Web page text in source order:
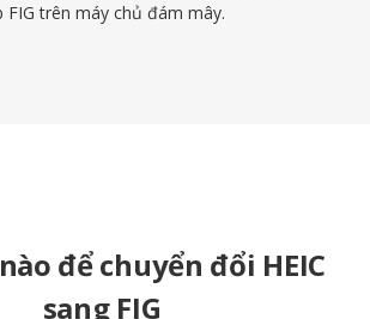
FIG trên máy chủ đám mây.
để chuyển đổi HEIC
sang FIG